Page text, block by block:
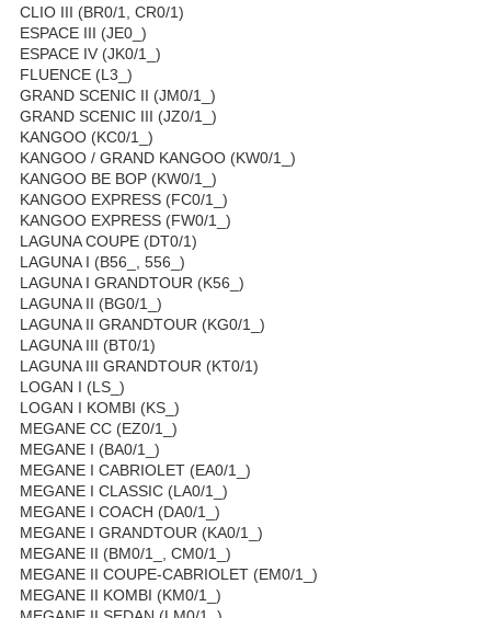
CLIO III (BR0/1, CR0/1)
ESPACE III (JE0_)
ESPACE IV (JK0/1_)
FLUENCE (L3_)
GRAND SCENIC II (JM0/1_)
GRAND SCENIC III (JZ0/1_)
KANGOO (KC0/1_)
KANGOO / GRAND KANGOO (KW0/1_)
KANGOO BE BOP (KW0/1_)
KANGOO EXPRESS (FC0/1_)
KANGOO EXPRESS (FW0/1_)
LAGUNA COUPE (DT0/1)
LAGUNA I (B56_, 556_)
LAGUNA I GRANDTOUR (K56_)
LAGUNA II (BG0/1_)
LAGUNA II GRANDTOUR (KG0/1_)
LAGUNA III (BT0/1)
LAGUNA III GRANDTOUR (KT0/1)
LOGAN I (LS_)
LOGAN I KOMBI (KS_)
MEGANE CC (EZ0/1_)
MEGANE I (BA0/1_)
MEGANE I CABRIOLET (EA0/1_)
MEGANE I CLASSIC (LA0/1_)
MEGANE I COACH (DA0/1_)
MEGANE I GRANDTOUR (KA0/1_)
MEGANE II (BM0/1_, CM0/1_)
MEGANE II COUPE-CABRIOLET (EM0/1_)
MEGANE II KOMBI (KM0/1_)